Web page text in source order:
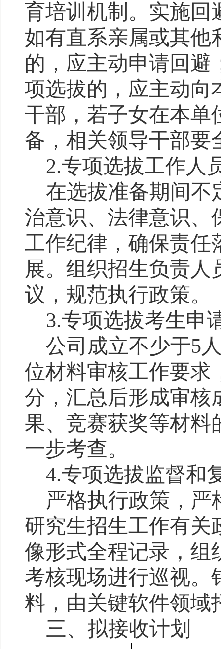
育培训机制 。 实施回
如有直系亲属或其他
的，应主动申请回避
项选拔的，应主动向
干部，若子女在本单
备， 相关领导干部要
2.专项选拔工作人
在选拔准备期间不
治意识、法律意识、
工作纪律， 确保责任
展。组织招生负责
议，规范执行政策。
3.专项选拔考生申
公司成立不少于5
位材料审核工作要求
分，汇总后形成审核
果、竞赛获奖等材料
一步考查。
4.专项选拔监督和
严格执行政策， 严
研究生招生工作有关
像形式全程记录， 组
考核现场进行巡视。
料，由关键软件领域
三、拟接收计划